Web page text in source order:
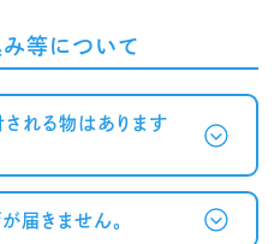
等について
れる物はあります
届きません。